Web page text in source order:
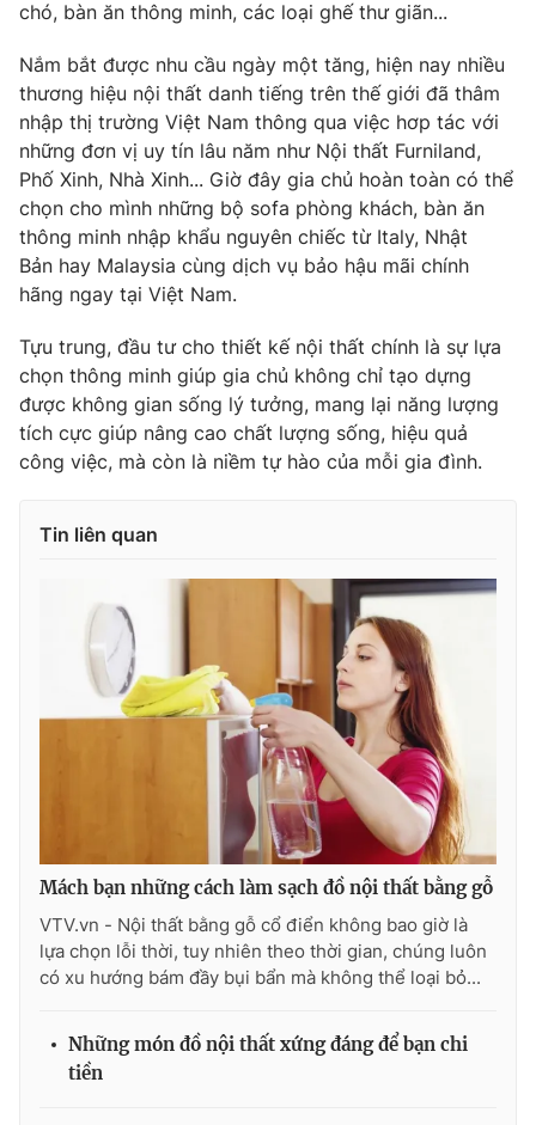
chó, bàn ăn thông minh, các loại ghế thư giãn...
Nắm bắt được nhu cầu ngày một tăng, hiện nay nhiều
thương hiệu nội thất danh tiếng trên thế giới đã thâm
nhập thị trường Việt Nam thông qua việc hơp tác với
những đơn vị uy tín lâu năm như Nội thất Furniland,
Phố Xinh, Nhà Xinh... Giờ đây gia chủ hoàn toàn có thể
chọn cho mình những bộ sofa phòng khách, bàn ăn
thông minh nhập khẩu nguyên chiếc từ Italy, Nhật
Bản hay Malaysia cùng dịch vụ bảo hậu mãi chính
hãng ngay tại Việt Nam.
Tựu trung, đầu tư cho thiết kế nội thất chính là sự lựa
chọn thông minh giúp gia chủ không chỉ tạo dựng
được không gian sống lý tưởng, mang lại năng lượng
tích cực giúp nâng cao chất lượng sống, hiệu quả
công việc, mà còn là niềm tự hào của mỗi gia đình.
Tin liên quan
Mách bạn những cách làm sạch đồ nội thất bằng gỗ
VTV.vn - Nội thất bằng gỗ cổ điển không bao giờ là
lựa chọn lỗi thời, tuy nhiên theo thời gian, chúng luôn
có xu hướng bám đầy bụi bẩn mà không thể loại bỏ...
Những món đồ nội thất xứng đáng để bạn chi
tiền